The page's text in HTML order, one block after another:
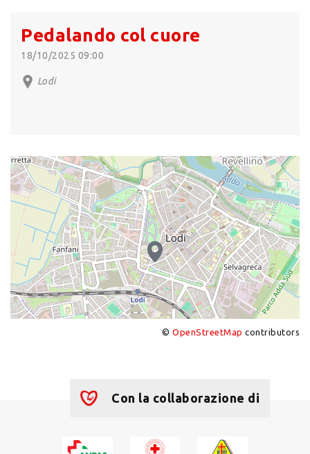
Pedalando col cuore
18/10/2025 09:00
Lodi
© OpenStreetMap contributors
Con la collaborazione di